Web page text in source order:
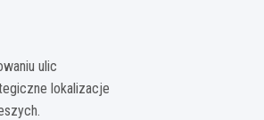
ulic
lokalizacje